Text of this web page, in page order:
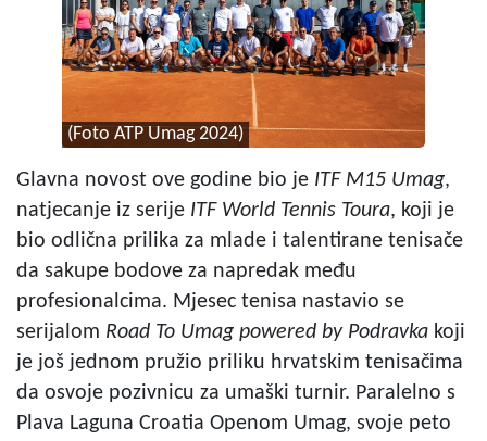
(Foto ATP Umag 2024)
Glavna novost ove godine bio je ITF M15 Umag,
natjecanje iz serije ITF World Tennis Toura, koji je
bio odlična prilika za mlade i talentirane tenisače
da sakupe bodove za napredak među
profesionalcima. Mjesec tenisa nastavio se
serijalom Road To Umag powered by Podravka koji
je još jednom pružio priliku hrvatskim tenisačima
da osvoje pozivnicu za umaški turnir. Paralelno s
Plava Laguna Croatia Openom Umag, svoje peto